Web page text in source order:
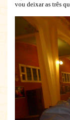
vou deixar as três